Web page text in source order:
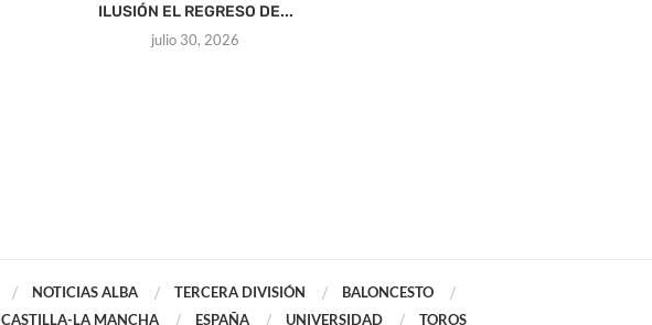
ILUSIÓN EL REGRESO DE...
julio 30, 2026
NOTICIAS ALBA TERCERA DIVISIÓN
BALONCESTO
CASTILLA-LA MANCHA ESPAÑA UNIVERSIDAD TOROS